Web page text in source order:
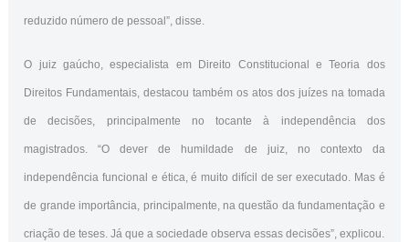
reduzido número de pessoal”, disse.
O juiz gaúcho, especialista em Direito Constitucional e Teoria dos
Direitos Fundamentais, destacou também os atos dos juízes na tomada
de decisões, principalmente no tocante à independência dos
magistrados. “O dever de humildade de juiz, no contexto da
independência funcional e ética, é muito difícil de ser executado. Mas é
de grande importância, principalmente, na questão da fundamentação e
criação de teses. Já que a sociedade observa essas decisões”, explicou.